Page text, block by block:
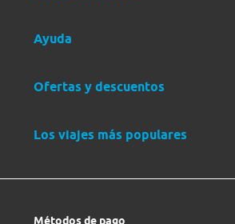
Ayuda
Ofertas y descuentos
Los viajes más populares
Métodos de pago